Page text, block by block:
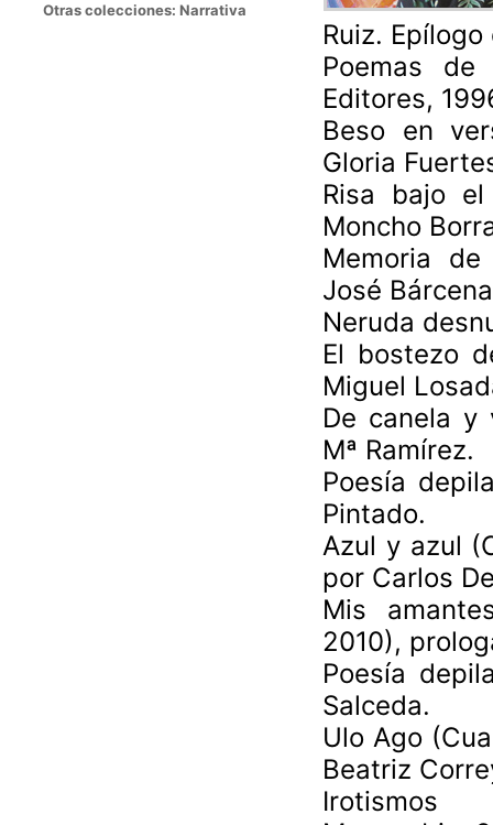
Otras colecciones: Narrativa
Ruiz.
Poemas
Editores,
Beso en
Gloria
Risa bajo
Moncho
Memoria
José
Neruda
El bostezo
Miguel
De canela y
Mª Ramírez.
Poesía
Pintado.
Azul y azul
por Carlos
Mis
2010),
Poesía
Salceda.
Ulo Ago
Beatriz
Irotismos